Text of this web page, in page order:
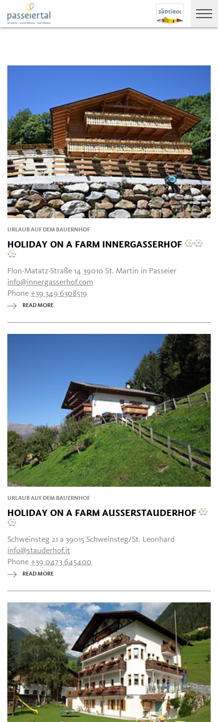
URLAUB AUF DEM BAUERNHOF
HOLIDAY ON A FARM INNERGASSERHOF
Flon-Matatz-Straße 14 39010 St. Martin in Passeier
info@innergasserhof.com
Phone+39 349 6308519
READ MORE
URLAUB AUF DEM BAUERNHOF
HOLIDAY ON A FARM AUSSERSTAUDERHOF
Schweinsteg 21 a 39015 Schweinsteg/St. Leonhard
info@stauderhof.it
Phone+39 0473 645400
READ MORE